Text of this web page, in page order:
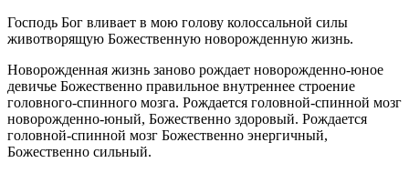
Господь Бог вливает в мою голову колоссальной силы
животворящую Божественную новорожденную жизнь.
Новорожденная жизнь заново рождает новорожденно-юное
девичье Божественно правильное внутреннее строение
головного-спинного мозга. Рождается головной-спинной мозг
новорожденно-юный, Божественно здоровый. Рождается
головной-спинной мозг Божественно энергичный,
Божественно сильный.